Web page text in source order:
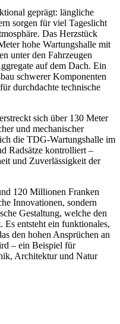
geprägt: längliche
sorgen für viel Tageslicht
Das Herzstück
hohe Wartungshalle mit
unter den Fahrzeugen
auf dem Dach. Ein
schwerer Komponenten
durchdachte technische
sich über 130 Meter
und mechanischer
die TDG-Wartungshalle im
Radsätze kontrolliert –
und Zuverlässigkeit der
120 Millionen Franken
Innovationen, sondern
Gestaltung, welche den
Es entsteht ein funktionales,
den hohen Ansprüchen an
– ein Beispiel für
Architektur und Natur